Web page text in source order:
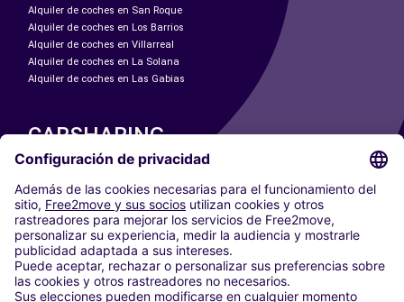
Alquiler de coches en San Roque
Alquiler de coches en Los Barrios
Alquiler de coches en Villarreal
Alquiler de coches en La Solana
Alquiler de coches en Las Gabias
CARSHARING
NUESTRAS CIUDADES
Paris
Madrid
Washington DC
Milán
Roma
Turín
Viena